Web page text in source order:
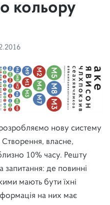
кольору
нову систему
Створення, власне,
10% часу. Решту
запитання: де повинні
мають бути їхні
на них має